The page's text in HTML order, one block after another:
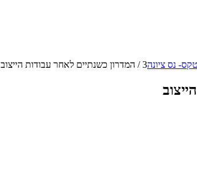
נס ציונה3
/ המדרון כשנתיים לאחר עבודות הייצוב